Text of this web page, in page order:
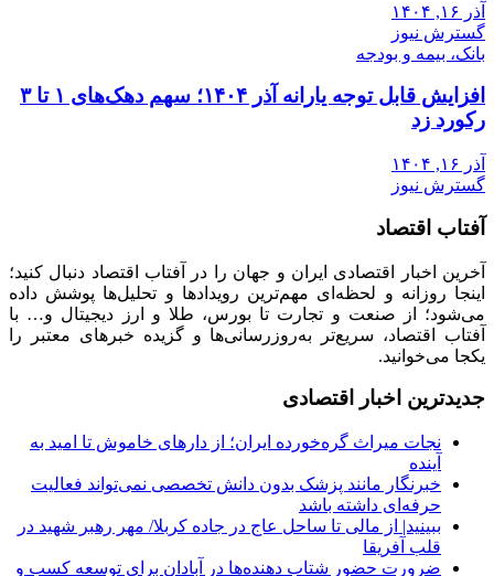
آذر ۱۶, ۱۴۰۴
گسترش نیوز
بانک، بیمه و بودجه
افزایش قابل توجه یارانه آذر ۱۴۰۴؛ سهم دهک‌های ۱ تا ۳
رکورد زد
آذر ۱۶, ۱۴۰۴
گسترش نیوز
آفتاب اقتصاد
آخرین اخبار اقتصادی ایران و جهان را در آفتاب اقتصاد دنبال کنید؛
اینجا روزانه و لحظه‌ای مهم‌ترین رویدادها و تحلیل‌ها پوشش داده
می‌شود؛ از صنعت و تجارت تا بورس، طلا و ارز دیجیتال و… با
آفتاب اقتصاد، سریع‌تر به‌روزرسانی‌ها و گزیده خبرهای معتبر را
یکجا می‌خوانید.
جدیدترین اخبار اقتصادی
نجات میراث گره‌خورده ایران؛ از دارهای خاموش تا امید به
آینده
خبرنگار مانند پزشک بدون دانش تخصصی نمی‌تواند فعالیت
حرفه‌ای داشته باشد
ببینید| از مالی تا ساحل عاج در جاده کربلا/ مهر رهبر شهید در
قلب آفریقا
ضرورت حضور شتاب ‌دهنده‌ها در آبادان برای توسعه کسب‌ و